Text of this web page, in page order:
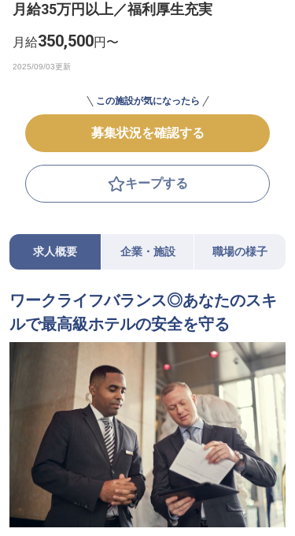
採用をお考えの企業様へ
月給35万円以上／福利厚生充実
月給350,500円〜
この施設が気になったら
募集状況を確認する
キープする
求人概要 企業・施設 職場の様子
ワークライフバランス◎あなたのスキ
ルで最高級ホテルの安全を守る